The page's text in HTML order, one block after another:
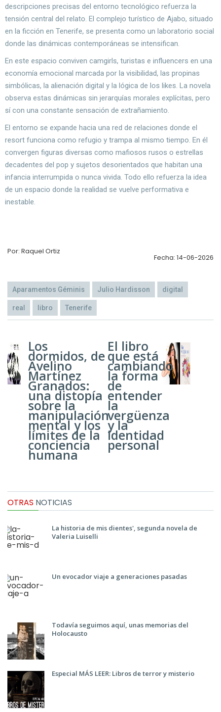
descripciones precisas del entorno tecnológico refuerza la
tensión central del relato. El complejo turístico de Ajabo, situado
en la ficción en Tenerife, se presenta como un laboratorio social
donde las dinámicas contemporáneas se intensifican.
En este espacio conviven camgirls, turistas e influencers en una
economía emocional marcada por la visibilidad, las propinas
simbólicas, la alienación digital y la lógica de los likes. La novela
observa estas dinámicas sin jerarquías morales explícitas, pero
sí con una constante sensación de extrañamiento.
El entorno se expande hacia una red de relaciones donde el
resort funciona como refugio y trampa al mismo tiempo. En él
convergen figuras diversas como mafiosos rusos o estrellas
decadentes del pop y sujetos desorientados que habitan una
infancia interrumpida o nunca vivida. Todo ello refuerza la idea
de un espacio donde la realidad se vuelve performativa e
inestable.
Por: Raquel Ortiz
Fecha: 14-06-2026
Aparamentos Géminis Julio Hardisson digital
real libro Tenerife
Los
dormidos, de
Avelino
Martínez
Granados:
una distopía
sobre la
manipulación
mental y los
límites de la
conciencia
humana
El libro
que está
cambiando
la forma
de
entender
la
vergüenza
y la
identidad
personal
OTRAS NOTICIAS
La historia de mis dientes', segunda novela de
Valeria Luiselli
Un evocador viaje a generaciones pasadas
Todavía seguimos aquí, unas memorias del
Holocausto
Especial MÁS LEER: Libros de terror y misterio